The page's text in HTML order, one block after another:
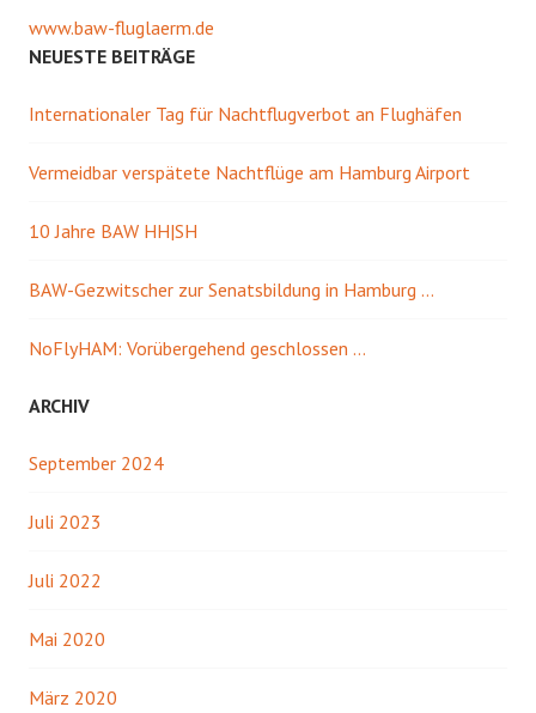
www.baw-fluglaerm.de
NEUESTE BEITRÄGE
Internationaler Tag für Nachtflugverbot an Flughäfen
Vermeidbar verspätete Nachtflüge am Hamburg Airport
10 Jahre BAW HH|SH
BAW-Gezwitscher zur Senatsbildung in Hamburg …
NoFlyHAM: Vorübergehend geschlossen …
ARCHIV
September 2024
Juli 2023
Juli 2022
Mai 2020
März 2020